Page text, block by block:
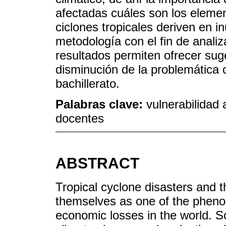
afectadas cuáles son los
ciclones tropicales deriven en
metodología con el fin de
resultados permiten ofrecer
disminución de la problemática
bachillerato.
Palabras clave: vulnerabilidad
docentes
ABSTRACT
Tropical cyclone disasters and
themselves as one of the
economic losses in the world.